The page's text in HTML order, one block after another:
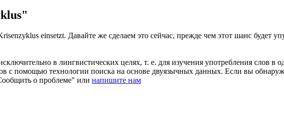
einsetzt. Давайте же сделаем это сейчас, прежде чем этот шанс будет
в лингвистических целях, т. е. для изучения употребления слов в
с помощью технологии поиска на основе двуязычных данных. Если вы
о проблеме" или напишите нам